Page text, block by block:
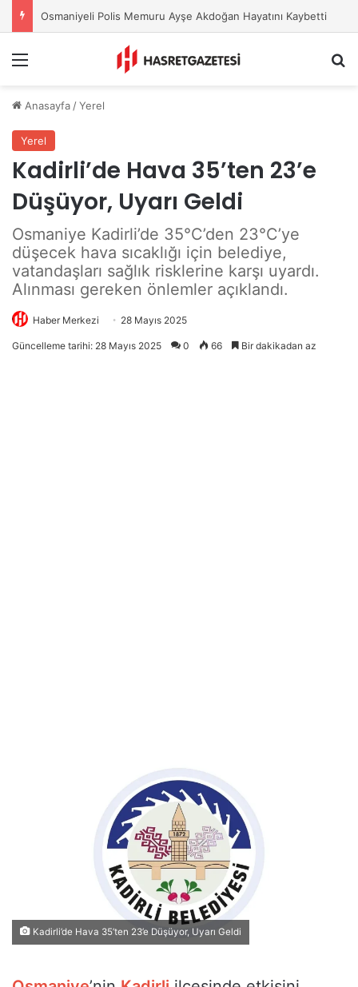
Osmaniyeli Polis Memuru Ayşe Akdoğan Hayatını Kaybetti
Anasayfa /Yerel
Yerel
Kadirli’de Hava 35’ten 23’e
Düşüyor, Uyarı Geldi
Osmaniye Kadirli’de 35°C’den 23°C’ye
düşecek hava sıcaklığı için belediye,
vatandaşları sağlık risklerine karşı uyardı.
Alınması gereken önlemler açıklandı.
Haber Merkezi 28 Mayıs 2025
Güncelleme tarihi: 28 Mayıs 2025 0 66 Bir dakikadan az
Kadirli’de Hava 35’ten 23’e Düşüyor, Uyarı Geldi